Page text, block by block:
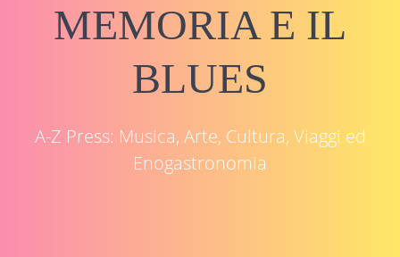
MEMORIA E IL
BLUES
A-Z Press: Musica, Arte, Cultura, Viaggi ed
Enogastronomia